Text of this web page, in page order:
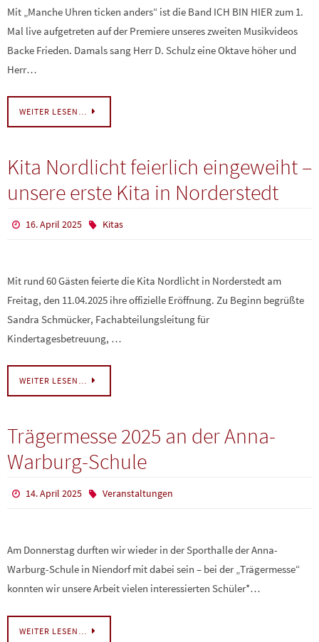
Mit „Manche Uhren ticken anders“ ist die Band ICH BIN HIER zum 1.
Mal live aufgetreten auf der Premiere unseres zweiten Musikvideos
Backe Frieden. Damals sang Herr D. Schulz eine Oktave höher und
Herr…
WEITER LESEN…
Kita Nordlicht feierlich eingeweiht –
unsere erste Kita in Norderstedt
16. April 2025 Kitas
Mit rund 60 Gästen feierte die Kita Nordlicht in Norderstedt am
Freitag, den 11.04.2025 ihre offizielle Eröffnung. Zu Beginn begrüßte
Sandra Schmücker, Fachabteilungsleitung für
Kindertagesbetreuung, …
WEITER LESEN…
Trägermesse 2025 an der Anna-
Warburg-Schule
14. April 2025 Veranstaltungen
Am Donnerstag durften wir wieder in der Sporthalle der Anna-
Warburg-Schule in Niendorf mit dabei sein – bei der „Trägermesse“
konnten wir unsere Arbeit vielen interessierten Schüler*…
WEITER LESEN…